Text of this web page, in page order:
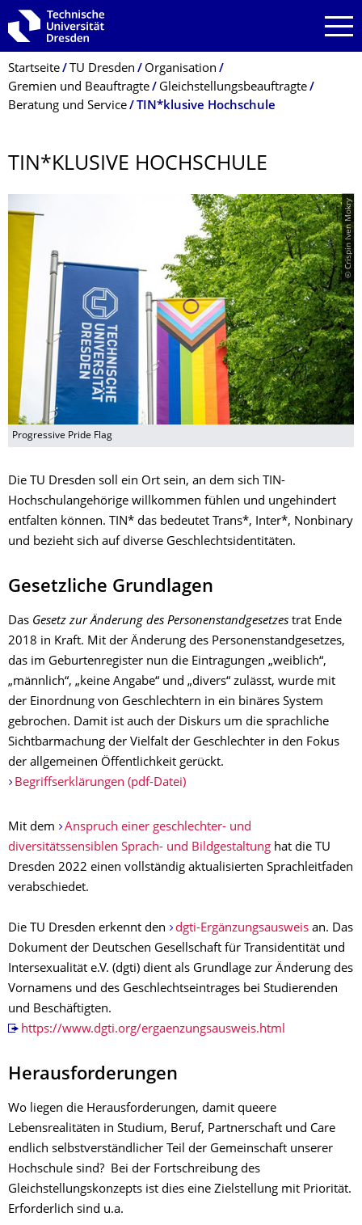
Zur Hauptnavigation springen
Zur Suche springen
Zum Inhalt springen
Breadcrumb-Menü
Startseite TU Dresden
Organisation
Gremien und Beauftragte
Gleichstellungsbeauftragte
Beratung und Service
TIN*klusive Hochschule
TIN*KLUSIVE HOCHSCHULE
© Crispin Iven Mokry
Progressive Pride Flag
Die TU Dresden soll ein Ort sein, an dem sich TIN-
Hochschulangehörige willkommen fühlen und ungehindert
entfalten können. TIN* das bedeutet Trans*, Inter*, Nonbinary
und bezieht sich auf diverse Geschlechtsidentitäten.
Gesetzliche Grundlagen
Das Gesetz zur Änderung des Personenstandgesetzes trat Ende
2018 in Kraft. Mit der Änderung des Personenstandgesetzes,
das im Geburtenregister nun die Eintragungen „weiblich“,
„männlich“, „keine Angabe“ und „divers“ zulässt, wurde mit
der Einordnung von Geschlechtern in ein binäres System
gebrochen. Damit ist auch der Diskurs um die sprachliche
Sichtbarmachung der Vielfalt der Geschlechter in den Fokus
der allgemeinen Öffentlichkeit gerückt.
Begriffserklärungen (pdf-Datei)
Mit dem
Anspruch einer geschlechter- und
diversitätssensiblen Sprach- und Bildgestaltung hat die TU
Dresden 2022 einen vollständig aktualisierten Sprachleitfaden
verabschiedet.
Die TU Dresden erkennt den dgti-Ergänzungsausweisan. Das
Dokument der Deutschen Gesellschaft für Transidentität und
Intersexualität e.V. (dgti) dient als Grundlage zur Änderung des
Vornamens und des Geschlechtseintrages bei Studierenden
und Beschäftigten.
https://www.dgti.org/ergaenzungsausweis.html
Herausforderungen
Wo liegen die Herausforderungen, damit queere
Lebensrealitäten in Studium, Beruf, Partnerschaft und Care
endlich selbstverständlicher Teil der Gemeinschaft unserer
Hochschule sind? Bei der Fortschreibung des
Gleichstellungskonzepts ist dies eine Zielstellung mit Priorität.
Erforderlich sind u.a.